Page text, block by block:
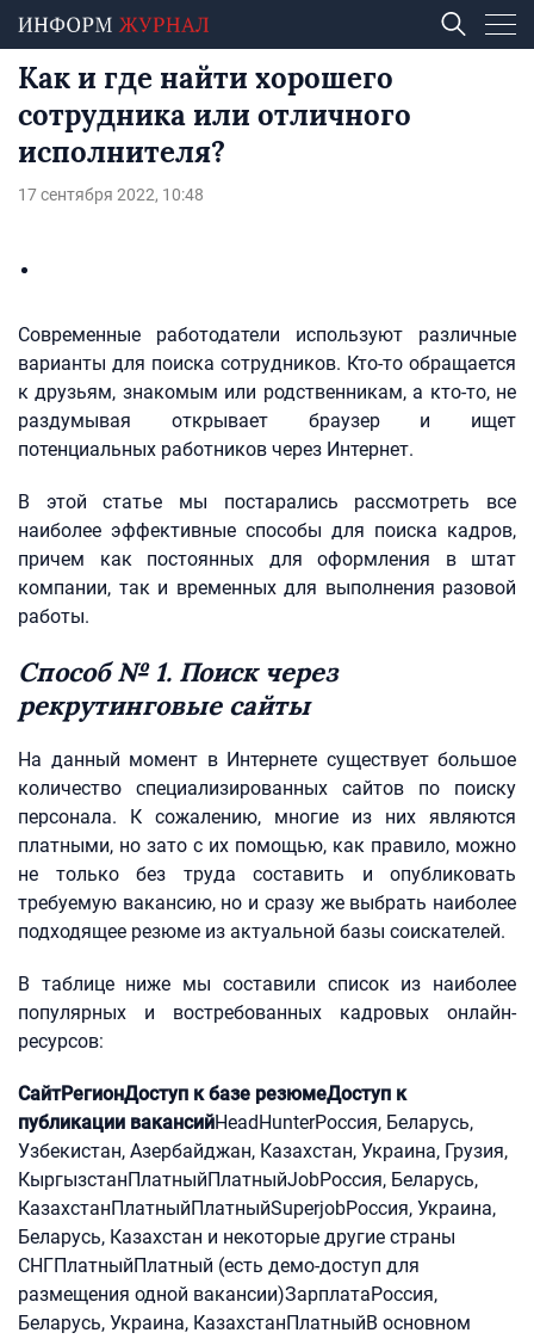
Как и где найти хорошего
сотрудника или отличного
исполнителя?
17 сентября 2022, 10:48
Современные работодатели используют различные
варианты для поиска сотрудников. Кто-то обращается
к друзьям, знакомым или родственникам, а кто-то, не
раздумывая открывает браузер и ищет
потенциальных работников через Интернет.
В этой статье мы постарались рассмотреть все
наиболее эффективные способы для поиска кадров,
причем как постоянных для оформления в штат
компании, так и временных для выполнения разовой
работы.
Способ № 1. Поиск через
рекрутинговые сайты
На данный момент в Интернете существует большое
количество специализированных сайтов по поиску
персонала. К сожалению, многие из них являются
платными, но зато с их помощью, как правило, можно
не только без труда составить и опубликовать
требуемую вакансию, но и сразу же выбрать наиболее
подходящее резюме из актуальной базы соискателей.
В таблице ниже мы составили список из наиболее
популярных и востребованных кадровых онлайн-
ресурсов:
СайтРегионДоступ к базе резюмеДоступ к
публикации вакансийHeadHunterРоссия, Беларусь,
Узбекистан, Азербайджан, Казахстан, Украина, Грузия,
КыргызстанПлатныйПлатныйJobРоссия, Беларусь,
КазахстанПлатныйПлатныйSuperjobРоссия, Украина,
Беларусь, Казахстан и некоторые другие страны
СНГПлатныйПлатный (есть демо-доступ для
размещения одной вакансии)ЗарплатаРоссия,
Беларусь, Украина, КазахстанПлатныйВ основном